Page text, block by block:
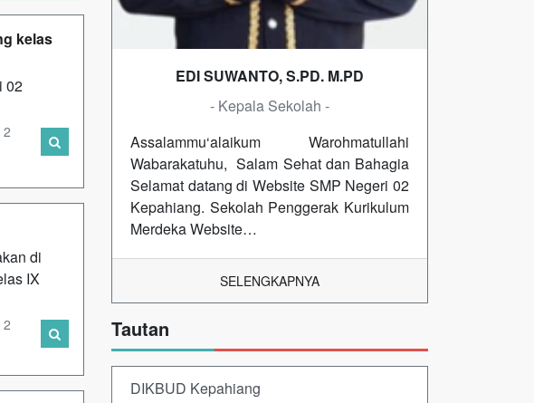
kelas
02
di
IX
EDI SUWANTO, S.PD. M.PD
- Kepala Sekolah -
Assalammu‘alaikum Warohmatullahi
Wabarakatuhu, Salam Sehat dan Bahagia
Selamat datang di Website SMP Negeri 02
Kepahiang. Sekolah Penggerak Kurikulum
Merdeka Website…
SELENGKAPNYA
Tautan
DIKBUD Kepahiang